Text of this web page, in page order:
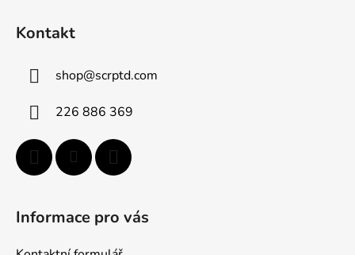
Kontakt
shop@scrptd.com
226 886 369
Informace pro vás